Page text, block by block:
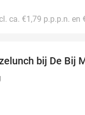
ca. €1,79 p.p.p.n. en
bij De Bij